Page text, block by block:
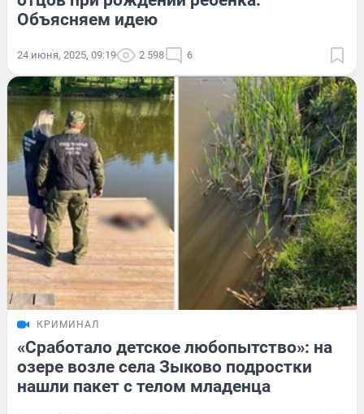
Объясняем идею
24 июня, 2025, 09:19 2 598 6
КРИМИНАЛ
«Сработало детское любопытство»: на
озере возле села Зыково подростки
нашли пакет с телом младенца